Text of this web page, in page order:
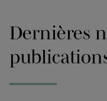
Dernières